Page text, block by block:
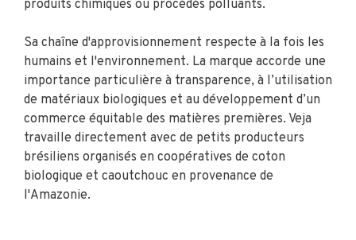
produits chimiques ou procédés polluants.
Sa chaîne d'approvisionnement respecte à la fois les
humains et l'environnement. La marque accorde une
importance particulière à transparence, à l’utilisation
de matériaux biologiques et au développement d’un
commerce équitable des matières premières. Veja
travaille directement avec de petits producteurs
brésiliens organisés en coopératives de coton
biologique et caoutchouc en provenance de
l'Amazonie.